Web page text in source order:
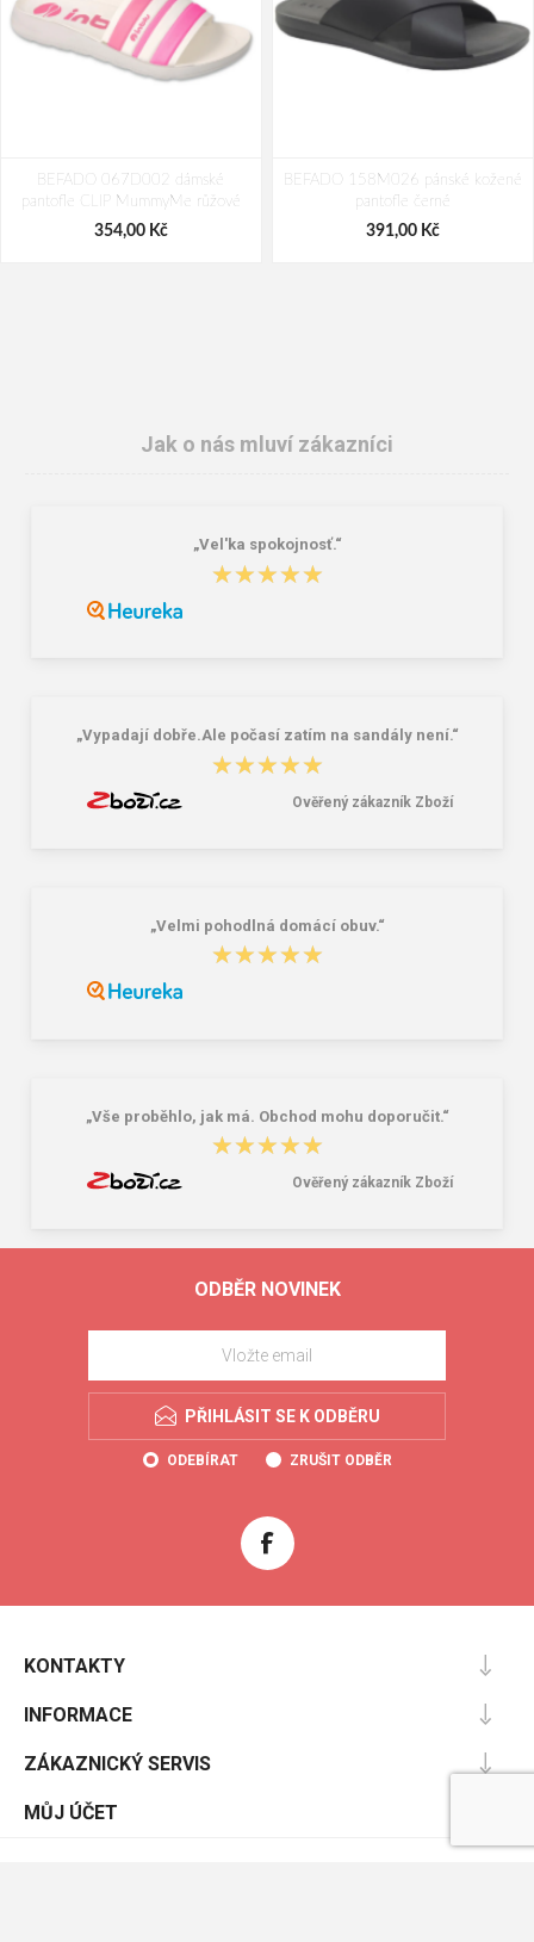
BEFADO 067D002 dámské
pantofle CLIP MummyMe růžové
354,00 Kč
BEFADO 158M026 pánské kožené
pantofle černé
391,00 Kč
391,00 Kč
BEFADO 089M363 pantofle PARYS
Jak o nás mluví zákazníci
„Vel'ka spokojnosť.“
★★★★★
★★★★★
„Vypadají dobře.Ale počasí zatím na sandály není.“
★★★★★
★★★★★
Ověřený zákazník Zboží
„Velmi pohodlná domácí obuv.“
★★★★★
★★★★★
„Vše proběhlo, jak má. Obchod mohu doporučit.“
★★★★★
★★★★★
Ověřený zákazník Zboží
ODBĚR NOVINEK
PŘIHLÁSIT SE K ODBĚRU
ODEBÍRAT ZRUŠIT ODBĚR
KONTAKTY
INFORMACE
ZÁKAZNICKÝ SERVIS
MŮJ ÚČET